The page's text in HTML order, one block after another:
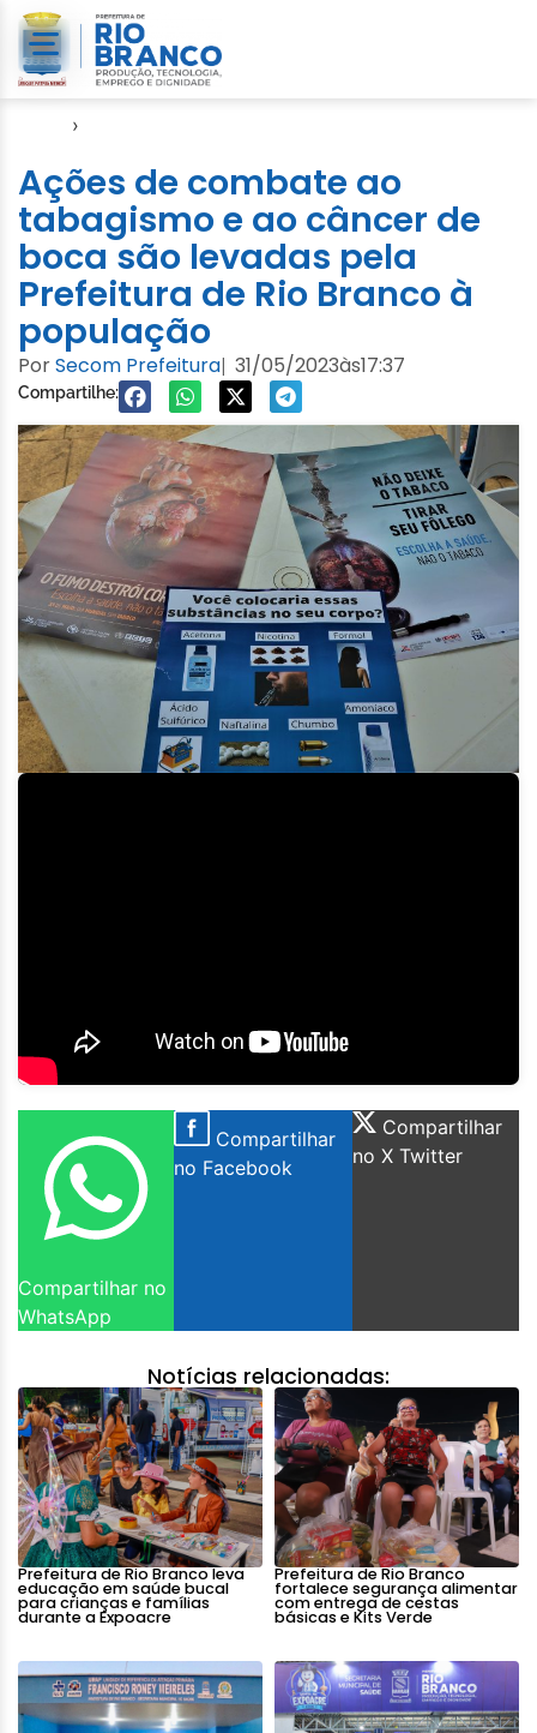
›
Ações de combate ao
tabagismo e ao câncer de
boca são levadas pela
Prefeitura de Rio Branco à
população
PorSecom Prefeitura| 31/05/2023às17:37
Compartilhe:
Compartilhar no
WhatsApp
Compartilhar
no Facebook
Compartilhar
no X Twitter
Notícias relacionadas:
Prefeitura de Rio Branco leva
educação em saúde bucal
para crianças e famílias
durante a Expoacre
Prefeitura de Rio Branco
fortalece segurança alimentar
com entrega de cestas
básicas e Kits Verde